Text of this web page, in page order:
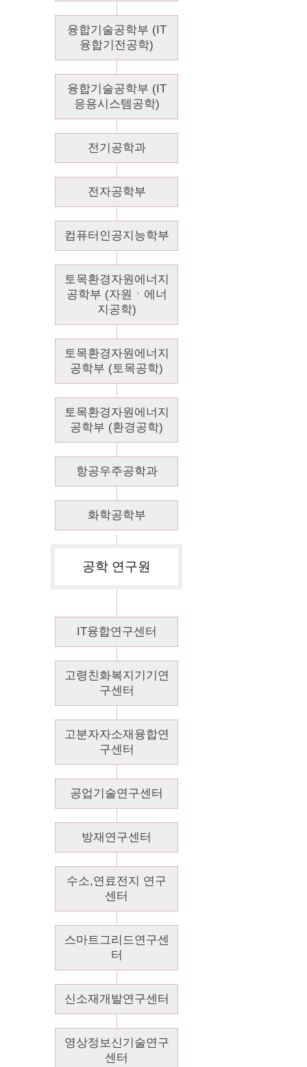
융합기술공학부 (IT
융합기전공학)
융합기술공학부 (IT
응용시스템공학)
전기공학과
전자공학부
컴퓨터인공지능학부
토목환경자원에너지
공학부 (자원ㆍ에너
지공학)
토목환경자원에너지
공학부 (토목공학)
토목환경자원에너지
공학부 (환경공학)
항공우주공학과
화학공학부
공학 연구원
IT융합연구센터
고령친화복지기기연
구센터
고분자자소재융합연
구센터
공업기술연구센터
방재연구센터
수소,연료전지 연구
센터
스마트그리드연구센
터
신소재개발연구센터
영상정보신기술연구
센터